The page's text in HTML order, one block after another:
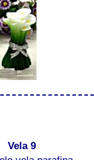
Vela 9